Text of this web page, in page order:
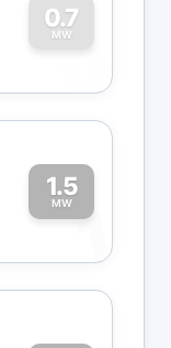
0.7
MW
0
1.5
MW1